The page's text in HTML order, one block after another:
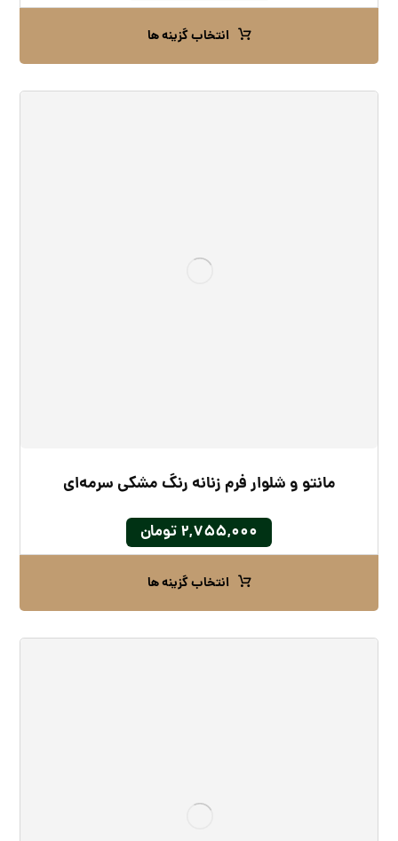
انتخاب گزینه ها
مانتو و شلوار فرم زنانه رنگ مشکی سرمه‌ای
۲,۷۵۵,۰۰۰تومان
انتخاب گزینه ها